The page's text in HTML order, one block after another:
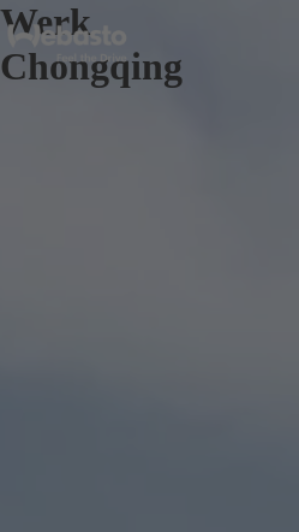
Werk
Chongqing